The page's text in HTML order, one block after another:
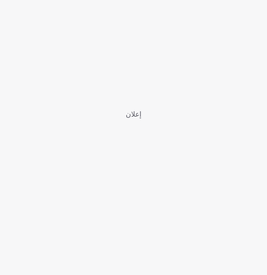
إعلان